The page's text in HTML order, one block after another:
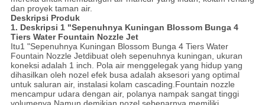
dan proyek taman air.
Deskripsi Produk
1. Deskripsi 1 "Sepenuhnya Kuningan Blossom Bunga 4
Tiers Water Fountain Nozzle Jet
Itu1 "Sepenuhnya Kuningan Blossom Bunga 4 Tiers Water
Fountain Nozzle Jetdibuat oleh sepenuhnya kuningan, ukuran
koneksi adalah 1 inch. Pola air menggelegak yang hidup yang
dihasilkan oleh nozel efek busa adalah aksesori yang optimal
untuk saluran air, instalasi kolam cascading.Fountain nozzle
mencampur udara dengan air, polanya nampak sangat tinggi